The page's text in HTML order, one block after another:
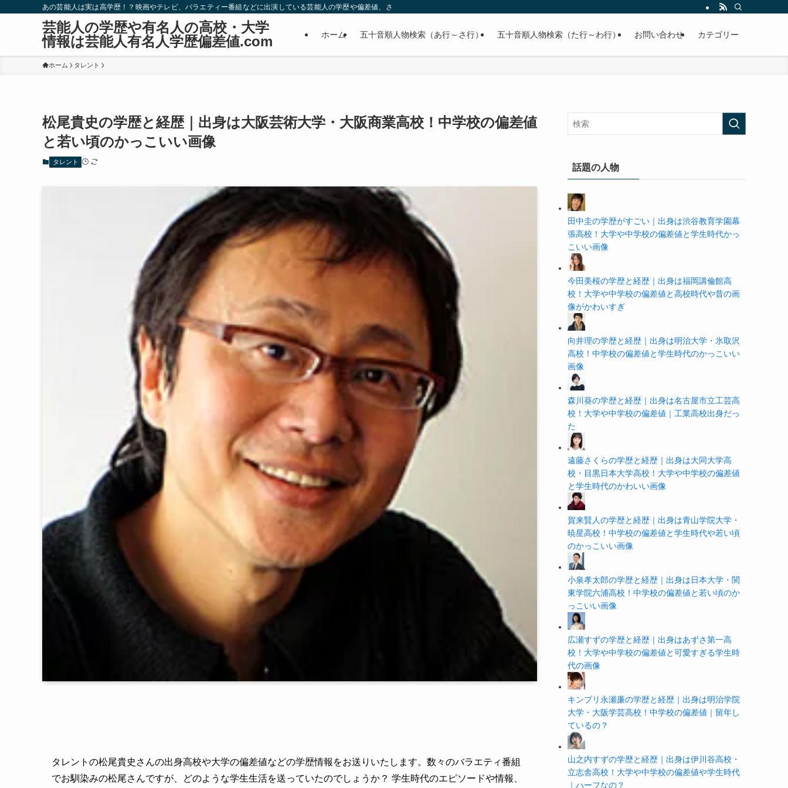
あの芸能人は実は高学歴！？映画やテレビ、バラエティー番組などに出演している芸能人の学歴や偏差値、さらに政治家やスポーツ選手などの有名人の学歴や高校・大学の偏差値まで紹介していきます。
芸能人の学歴や有名人の高校・大学
情報は芸能人有名人学歴偏差値.com
ホーム 五十音順人物検索（あ行～さ行） 五十音順人物検索（た行～わ行） お問い合わせ カテゴリー
ホーム タレント
松尾貴史の学歴と経歴｜出身は大阪芸術大学・大阪商業高校！中学校の偏差値
と若い頃のかっこいい画像
タレント
タレントの松尾貴史さんの出身高校や大学の偏差値などの学歴情報をお送りいたします。数々のバラエティ番組
でお馴染みの松尾さんですが、どのような学生生活を送っていたのでしょうか？ 学生時代のエピソードや情報、
話題の人物
田中圭の学歴がすごい｜出身は渋谷教育学園幕
張高校！大学や中学校の偏差値と学生時代かっ
こいい画像
今田美桜の学歴と経歴｜出身は福岡講倫館高
校！大学や中学校の偏差値と高校時代や昔の画
像がかわいすぎ
向井理の学歴と経歴｜出身は明治大学・氷取沢
高校！中学校の偏差値と学生時代のかっこいい
画像
森川葵の学歴と経歴｜出身は名古屋市立工芸高
校！大学や中学校の偏差値｜工業高校出身だっ
た
遠藤さくらの学歴と経歴｜出身は大同大学高
校・目黒日本大学高校！大学や中学校の偏差値
と学生時代のかわいい画像
賀来賢人の学歴と経歴｜出身は青山学院大学・
暁星高校！中学校の偏差値と学生時代や若い頃
のかっこいい画像
小泉孝太郎の学歴と経歴｜出身は日本大学・関
東学院六浦高校！中学校の偏差値と若い頃のか
っこいい画像
広瀬すずの学歴と経歴｜出身はあずさ第一高
校！大学や中学校の偏差値と可愛すぎる学生時
代の画像
キンプリ永瀬廉の学歴と経歴｜出身は明治学院
大学・大阪学芸高校！中学校の偏差値｜留年し
ているの？
山之内すずの学歴と経歴｜出身は伊川谷高校・
立志舎高校！大学や中学校の偏差値や学生時代
｜ハーフなの？